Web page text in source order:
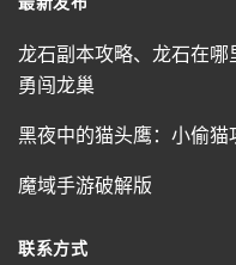
龙石副本攻略、龙石在哪
勇闯龙巢
黑夜中的猫头鹰：小偷猫
魔域手游破解版
联系方式